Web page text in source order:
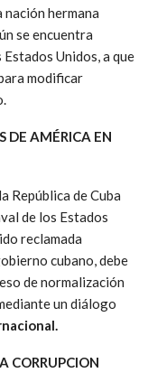
nación hermana
se encuentra
Unidos, a que
modificar
DE AMÉRICA EN
República de Cuba
de los Estados
reclamada
cubano, debe
de normalización
un diálogo
CORRUPCION